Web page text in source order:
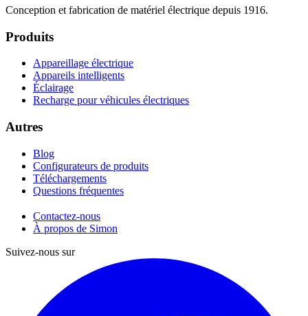
Conception et fabrication de matériel électrique depuis 1916.
Produits
Appareillage électrique
Appareils intelligents
Éclairage
Recharge pour véhicules électriques
Autres
Blog
Configurateurs de produits
Téléchargements
Questions fréquentes
Contactez-nous
À propos de Simon
Suivez-nous sur